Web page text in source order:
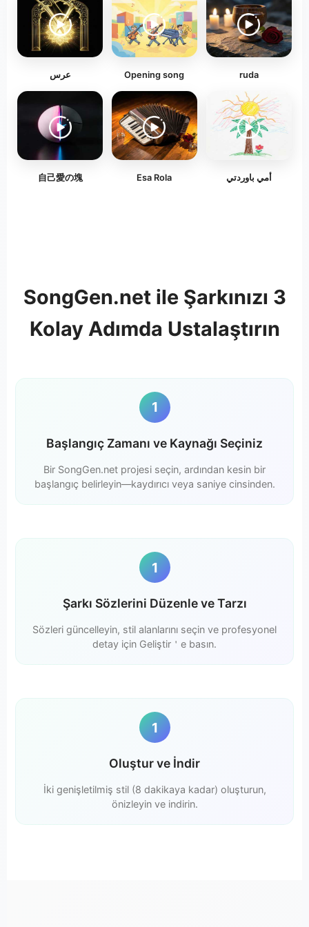
عرس Opening song ruda
自己愛の塊 Esa Rola أمي باوردتي
SongGen.net ile Şarkınızı 3
Kolay Adımda Ustalaştırın
1
Başlangıç Zamanı ve Kaynağı Seçiniz
Bir SongGen.net projesi seçin, ardından kesin bir
başlangıç belirleyin—kaydırıcı veya saniye cinsinden.
1
Şarkı Sözlerini Düzenle ve Tarzı
Sözleri güncelleyin, stil alanlarını seçin ve profesyonel
detay için Geliştir＇e basın.
1
Oluştur ve İndir
İki genişletilmiş stil (8 dakikaya kadar) oluşturun,
önizleyin ve indirin.